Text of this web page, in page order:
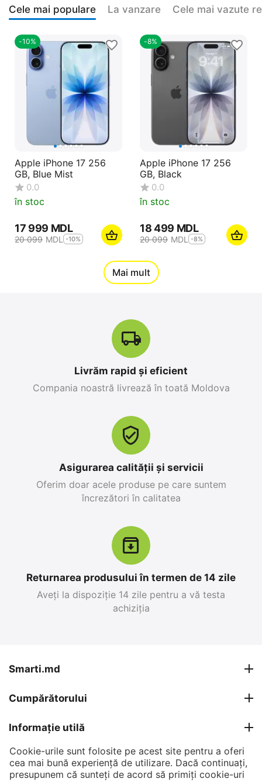
Cele mai populare La vanzare Cele mai vazute
-10%
Apple iPhone 17 256
GB, Blue Mist
0.0
în stoc
17 999 MDL
20 099 MDL -10%
-8%
Apple iPhone 17 256
GB, Black
0.0
în stoc
18 499 MDL
20 099 MDL -8%
Apple iPhone 17 Pro
MDL
MDL -12%
-10%
Apple iPhone 17 Pro
în stoc
28 299 MDL -10%
în stoc
26 999MDL
30 799 MDL -12%
19%
Mai mult
Livrăm rapid și eficient
Compania noastră livrează în toată Moldova
Asigurarea calității și servicii
Oferim doar acele produse pe care suntem
încrezători în calitatea
Returnarea produsului în termen de 14 zile
Aveți la dispoziție 14 zile pentru a vă testa
achiziția
Smarti.md
Cumpărătorului
Informație utilă
Contul meu
Cookie-urile sunt folosite pe acest site pentru a oferi
cea mai bună experiență de utilizare. Dacă continuați,
presupunem că sunteți de acord să primiți cookie-uri